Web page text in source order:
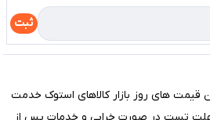
ثبت
قیمت های روز بازار کالاهای استوک خدمت